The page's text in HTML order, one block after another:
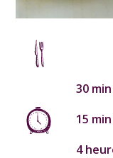
30
15
4